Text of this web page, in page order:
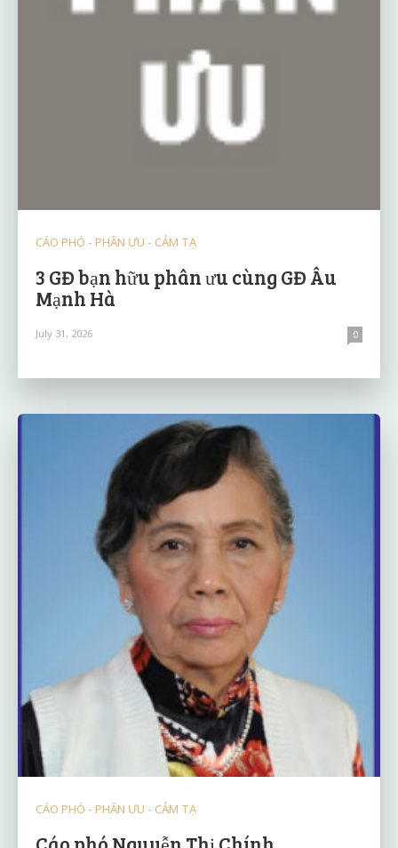
CÁO PHÓ - PHÂN ƯU - CẢM TẠ
3 GĐ bạn hữu phân ưu cùng GĐ Âu
Mạnh Hà
July 31, 2026 0
CÁO PHÓ - PHÂN ƯU - CẢM TẠ